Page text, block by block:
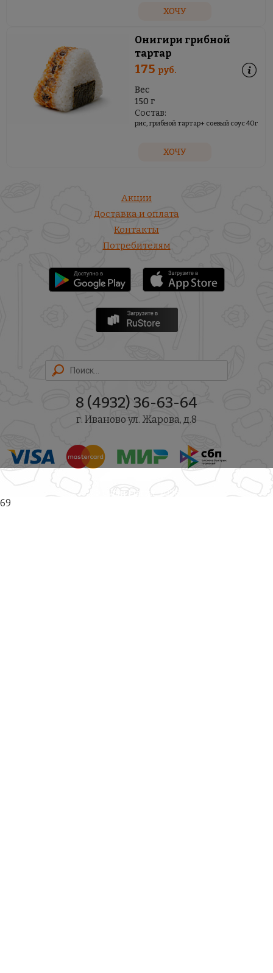
ХОЧУ
Онигири грибной
тартар
175 руб.
Вес
150 г
Состав:
рис, грибной тартар+ соевый соус 40г
ХОЧУ
Акции
Доставка и оплата
Контакты
Потребителям
8 (4932) 36-63-64
г. Иваново ул. Жарова, д.8
© Суши Магия, 2026
69